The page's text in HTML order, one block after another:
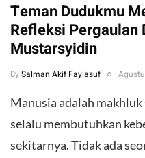
Teman Dudukmu
Refleksi Pergaulan
Mustarsyidin
By Salman Akif Faylasuf
Manusia adalah
selalu membutuhkan
sekitarnya. Tidak ada